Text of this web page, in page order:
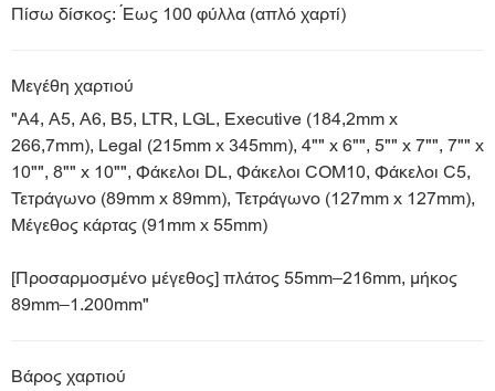
Πίσω δίσκος: Έως 100 φύλλα (απλό χαρτί)
Μεγέθη χαρτιού
"A4, A5, A6, B5, LTR, LGL, Executive (184,2mm x
266,7mm), Legal (215mm x 345mm), 4"" x 6"", 5"" x 7"", 7"" x
10"", 8"" x 10"", Φάκελοι DL, Φάκελοι COM10, Φάκελοι C5,
Τετράγωνο (89mm x 89mm), Τετράγωνο (127mm x 127mm),
Μέγεθος κάρτας (91mm x 55mm)
[Προσαρμοσμένο μέγεθος] πλάτος 55mm–216mm, μήκος
89mm–1.200mm"
Βάρος χαρτιού